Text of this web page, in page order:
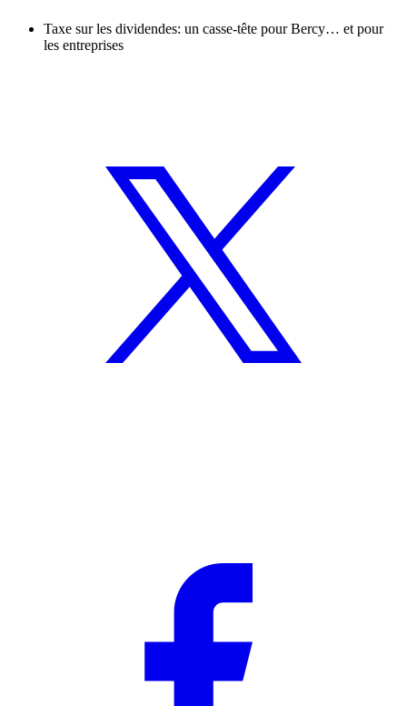
Taxe sur les dividendes: un casse-tête pour Bercy… et pour
les entreprises